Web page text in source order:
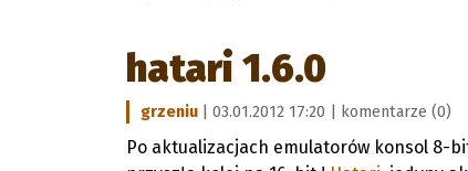
hatari 1.6.0
grzeniu | 03.01.2012 17:20 | komentarze (0)
Po aktualizacjach emulatorów konsol 8-